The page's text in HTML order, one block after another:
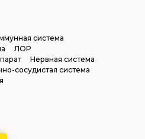
система
ЛОР
Нервная система
сосудистая система